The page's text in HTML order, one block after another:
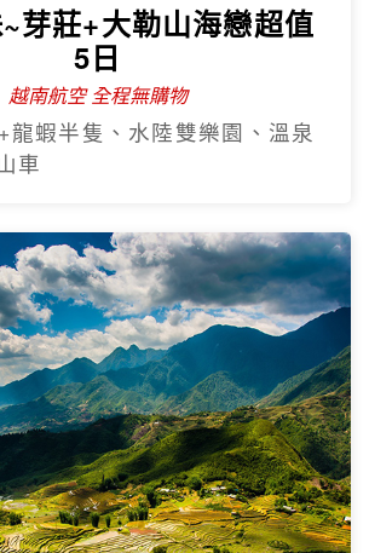
芽莊+大勒山海戀超值
5日
越南航空 全程無購物
龍蝦半隻、水陸雙樂園、溫泉
車